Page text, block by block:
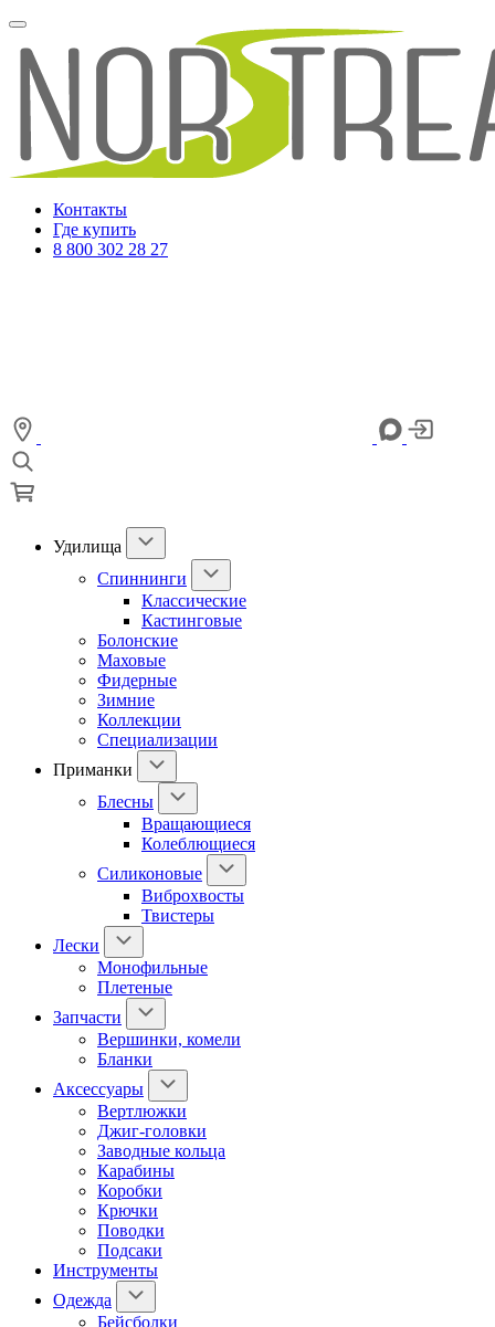
Контакты
Где купить
8 800 302 28 27
Удилища
Спиннинги
Классические
Кастинговые
Болонские
Маховые
Фидерные
Зимние
Коллекции
Специализации
Приманки
Блесны
Вращающиеся
Колеблющиеся
Силиконовые
Виброхвосты
Твистеры
Лески
Монофильные
Плетеные
Запчасти
Вершинки, комели
Бланки
Аксессуары
Вертлюжки
Джиг-головки
Заводные кольца
Карабины
Коробки
Крючки
Поводки
Подсаки
Инструменты
Одежда
Бейсболки